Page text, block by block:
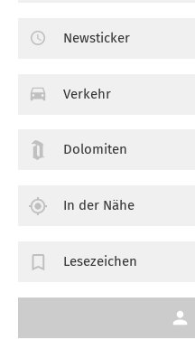
Newsticker
Verkehr
Dolomiten
In der Nähe
Lesezeichen